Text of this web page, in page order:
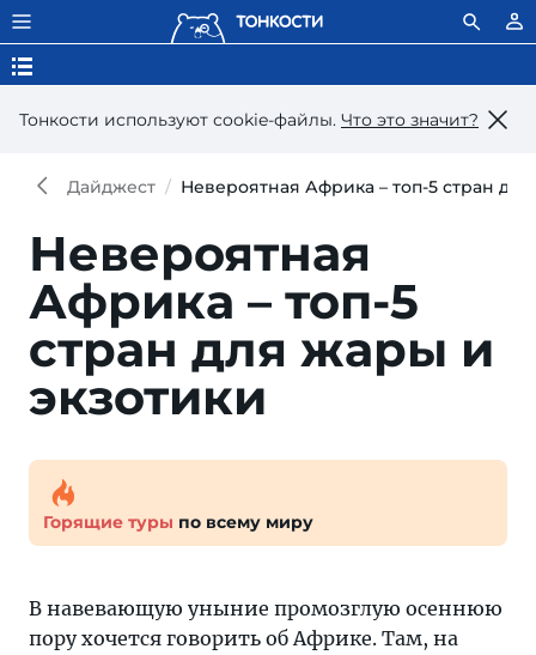
Тонкости используют сookie-файлы. Что это значит?
Дайджест Невероятная Африка – топ-5 стран
Невероятная
Африка – топ-5
стран для жары и
экзотики
Горящие туры по всему миру
В навевающую уныние промозглую осеннюю
пору хочется говорить об Африке. Там, на